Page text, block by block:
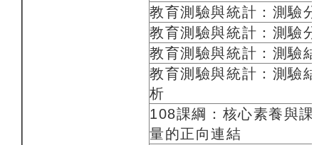
教育測驗與統計：測驗
教育測驗與統計：測驗
教育測驗與統計：測驗
教育測驗與統計：測驗
析
108課綱：核心素養與
量的正向連結